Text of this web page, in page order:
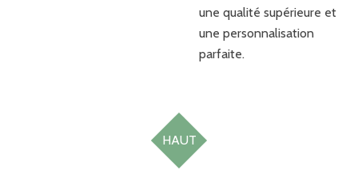
une qualité supérieure et
une personnalisation
parfaite.
HAUT